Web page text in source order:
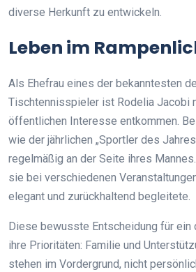
diverse Herkunft zu entwickeln.
Leben im
Als Ehefrau eines der bekanntesten
Tischtennisspieler ist Rodelia Jacobi
öffentlichen Interesse entkommen.
wie der jährlichen „Sportler des
regelmäßig an der Seite ihres
sie bei verschiedenen
elegant und zurückhaltend begleitete.
Diese bewusste Entscheidung für
ihre Prioritäten: Familie und
stehen im Vordergrund, nicht